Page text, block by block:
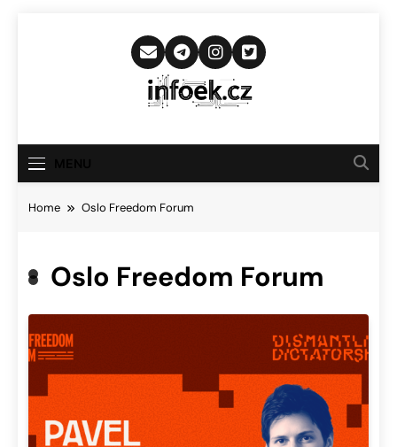
Infoek.cz
Novinkám
Home Oslo Freedom Forum
Oslo Freedom Forum